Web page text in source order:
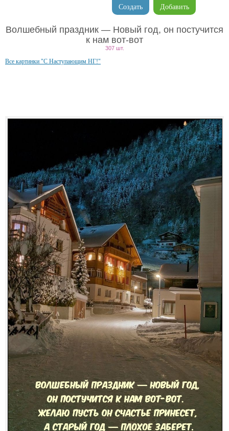
Добавить
Создать
Волшебный праздник — Новый год, он постучится
к нам вот-вот
307 шт.
Все картинки "С Наступающим НГ!"